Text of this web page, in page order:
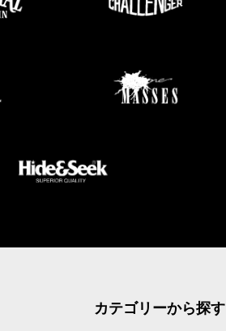
カテゴリーから探す